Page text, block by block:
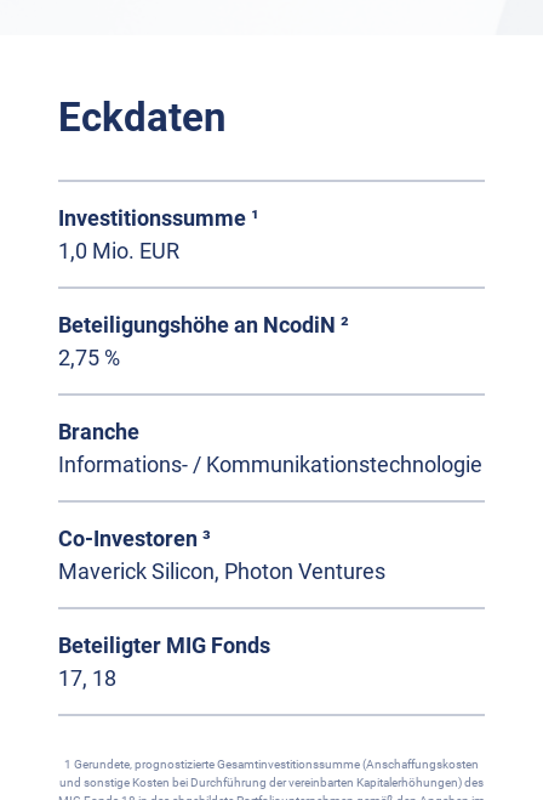
Eckdaten
Investitionssumme ¹
1,0 Mio. EUR
Beteiligungshöhe an NcodiN ²
2,75 %
Branche
Informations- / Kommunikationstechnologie
Co-Investoren ³
Maverick Silicon, Photon Ventures
Beteiligter MIG Fonds
17, 18
1 Gerundete, prognostizierte Gesamtinvestitionssumme (Anschaffungskosten
und sonstige Kosten bei Durchführung der vereinbarten Kapitalerhöhungen) des